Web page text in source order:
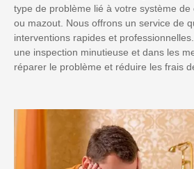
type de problème lié à votre système
ou mazout. Nous offrons un service de
interventions rapides et
une inspection minutieuse et dans les
réparer le problème et réduire les frais